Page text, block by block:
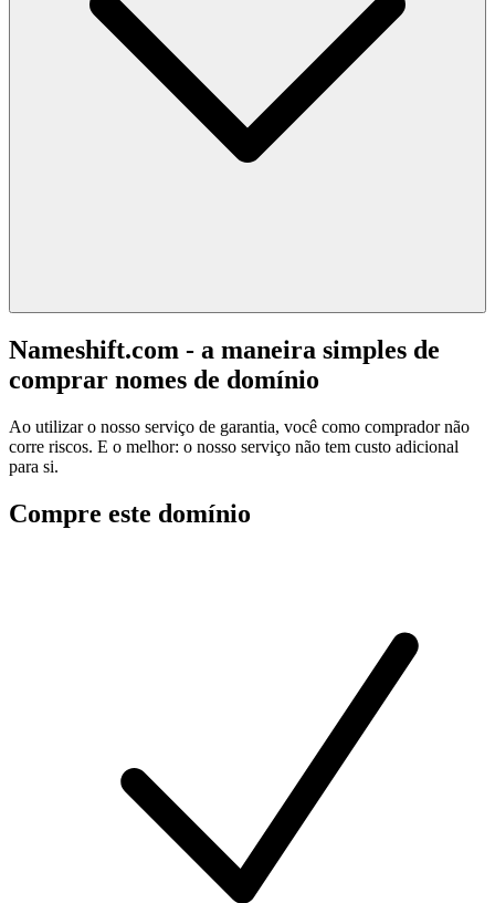
Nameshift.com - a maneira simples de
comprar nomes de domínio
Ao utilizar o nosso serviço de garantia, você como comprador não
corre riscos. E o melhor: o nosso serviço não tem custo adicional
para si.
Compre este domínio